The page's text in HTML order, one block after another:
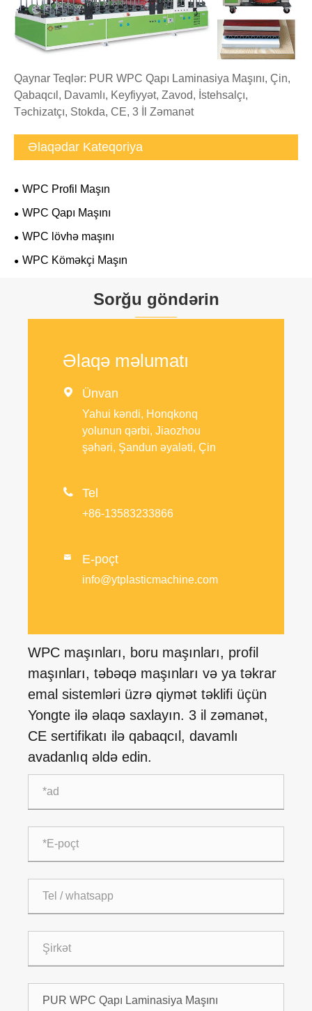
Qaynar Teqlər: PUR WPC Qapı Laminasiya Maşını, Çin,
Qabaqcıl, Davamlı, Keyfiyyət, Zavod, İstehsalçı,
Təchizatçı, Stokda, CE, 3 İl Zəmanət
Əlaqədar Kateqoriya
WPC Profil Maşın
WPC Qapı Maşını
WPC lövhə maşını
WPC Köməkçi Maşın
Sorğu göndərin
Əlaqə məlumatı
 Ünvan
Yahui kəndi, Honqkonq
yolunun qərbi, Jiaozhou
şəhəri, Şandun əyaləti, Çin
 Tel
+86-13583233866
 E-poçt
info@ytplasticmachine.com
WPC maşınları, boru maşınları, profil
maşınları, təbəqə maşınları və ya təkrar
emal sistemləri üzrə qiymət təklifi üçün
Yongte ilə əlaqə saxlayın. 3 il zəmanət,
CE sertifikatı ilə qabaqcıl, davamlı
avadanlıq əldə edin.